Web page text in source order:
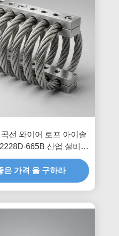
선 와이어 로프 아이솔
665B 산업 설비용
전금속 마운트
은 가격 을 구하라